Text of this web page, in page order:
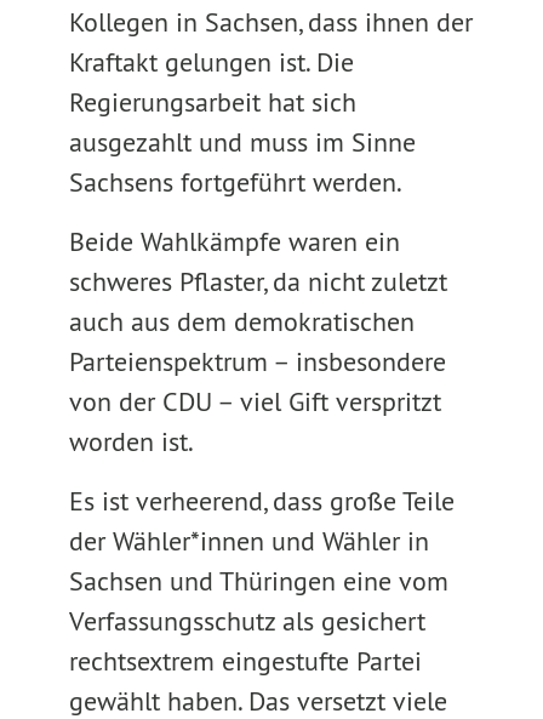
Kollegen in Sachsen, dass ihnen der
Kraftakt gelungen ist. Die
Regierungsarbeit hat sich
ausgezahlt und muss im Sinne
Sachsens fortgeführt werden.
Beide Wahlkämpfe waren ein
schweres Pflaster, da nicht zuletzt
auch aus dem demokratischen
Parteienspektrum – insbesondere
von der CDU – viel Gift verspritzt
worden ist.
Es ist verheerend, dass große Teile
der Wähler*innen und Wähler in
Sachsen und Thüringen eine vom
Verfassungsschutz als gesichert
rechtsextrem eingestufte Partei
gewählt haben. Das versetzt viele